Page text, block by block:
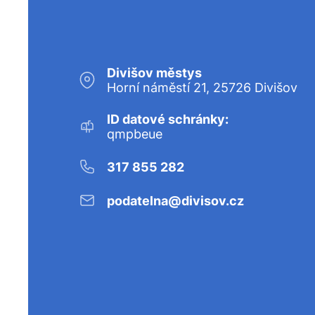
Divišov městys
Horní náměstí 21, 25726 Divišov
ID datové schránky:
qmpbeue
317 855 282
podatelna@divisov.cz